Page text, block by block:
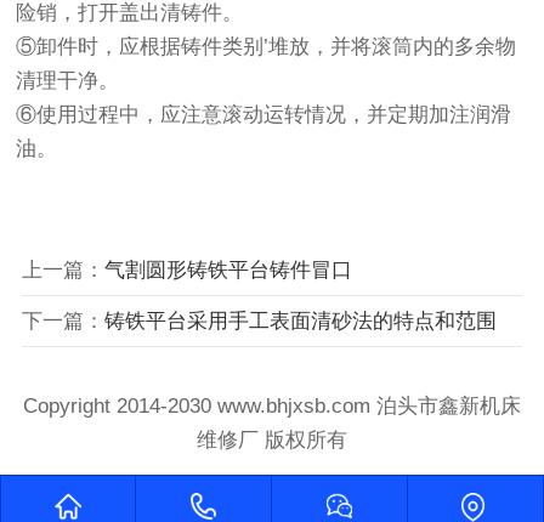
险销，打开盖出清铸件。
⑤卸件时，应根据铸件类别’堆放，并将滚筒内的多余物
清理干净。
⑥使用过程中，应注意滚动运转情况，并定期加注润滑
油。
上一篇： 气割圆形铸铁平台铸件冒口
下一篇： 铸铁平台采用手工表面清砂法的特点和范围
Copyright 2014-2030 www.bhjxsb.com 泊头市鑫新机床
维修厂 版权所有